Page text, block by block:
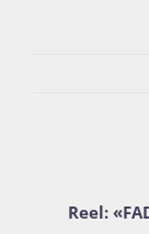
Reel: